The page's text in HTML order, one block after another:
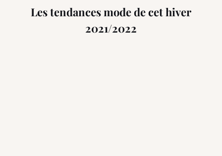
Les tendances mode de cet hiver
2021/2022